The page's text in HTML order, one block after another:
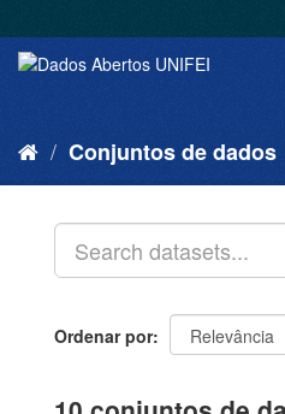
Conjuntos de dados
Ordenar por